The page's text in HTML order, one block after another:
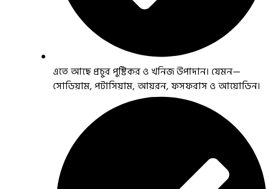
এতে আছে প্রচুর পুষ্টিকর ও খনিজ উপাদান। যেমন—
সোডিয়াম, পটাসিয়াম, আয়রন, ফসফরাস ও আয়োডিন।